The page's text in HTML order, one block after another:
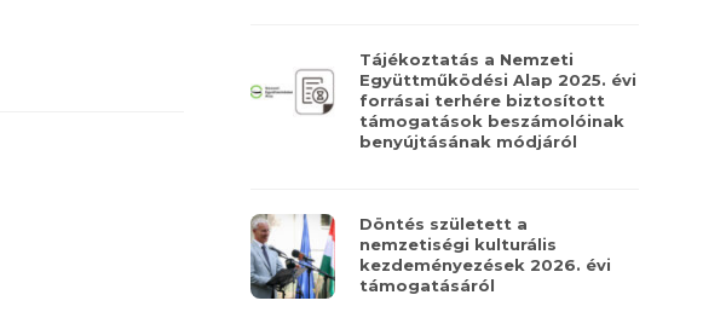
Tájékoztatás a Nemzeti
Együttműködési Alap 2025. évi
forrásai terhére biztosított
támogatások beszámolóinak
benyújtásának módjáról
Döntés született a
nemzetiségi kulturális
kezdeményezések 2026. évi
támogatásáról